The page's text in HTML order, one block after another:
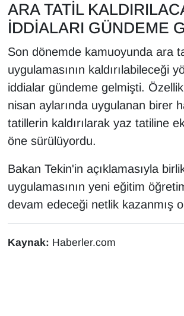
ARA TATİL
İDDİALARI GÜNDEME
Son dönemde kamuoyunda ara
uygulamasının kaldırılabileceği
iddialar gündeme gelmişti.
nisan aylarında uygulanan birer
tatillerin kaldırılarak yaz tatiline
öne sürülüyordu.
Bakan Tekin'in açıklamasıyla
uygulamasının yeni eğitim
devam edeceği netlik kazanmış
Kaynak: Haberler.com